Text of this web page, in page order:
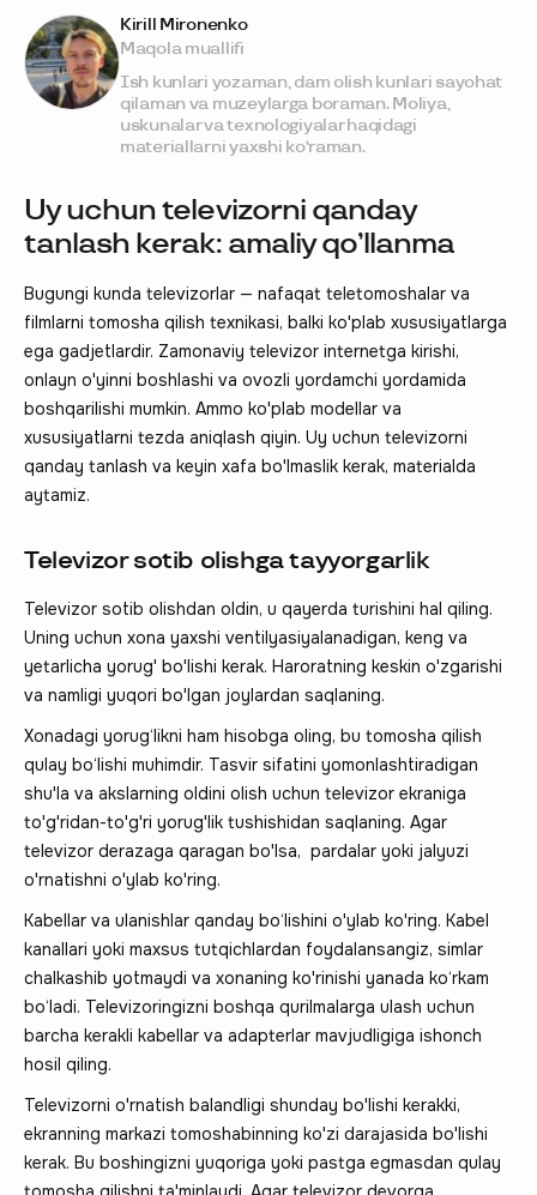
Uy uchun televizorni qanday
tanlash kerak: amaliy qo’llanma
Bugungi kunda televizorlar — nafaqat teletomoshalar va
filmlarni tomosha qilish texnikasi, balki ko'plab xususiyatlarga
ega gadjetlardir. Zamonaviy televizor internetga kirishi,
onlayn o'yinni boshlashi va ovozli yordamchi yordamida
boshqarilishi mumkin. Ammo ko'plab modellar va
xususiyatlarni tezda aniqlash qiyin. Uy uchun televizorni
qanday tanlash va keyin xafa bo'lmaslik kerak, materialda
aytamiz.
Televizor sotib olishga tayyorgarlik
Televizor sotib olishdan oldin, u qayerda turishini hal qiling.
Uning uchun xona yaxshi ventilyasiyalanadigan, keng va
yetarlicha yorug' bo'lishi kerak. Haroratning keskin o'zgarishi
va namligi yuqori bo'lgan joylardan saqlaning.
Xonadagi yorug‘likni ham hisobga oling, bu tomosha qilish
qulay bo‘lishi muhimdir. Tasvir sifatini yomonlashtiradigan
shu'la va akslarning oldini olish uchun televizor ekraniga
to'g'ridan-to'g'ri yorug'lik tushishidan saqlaning. Agar
televizor derazaga qaragan bo'lsa, pardalar yoki jalyuzi
o'rnatishni o'ylab ko'ring.
Kabellar va ulanishlar qanday bo‘lishini o'ylab ko'ring. Kabel
kanallari yoki maxsus tutqichlardan foydalansangiz, simlar
chalkashib yotmaydi va xonaning ko'rinishi yanada ko‘rkam
bo‘ladi. Televizoringizni boshqa qurilmalarga ulash uchun
barcha kerakli kabellar va adapterlar mavjudligiga ishonch
hosil qiling.
Televizorni o'rnatish balandligi shunday bo'lishi kerakki,
ekranning markazi tomoshabinning ko'zi darajasida bo'lishi
kerak. Bu boshingizni yuqoriga yoki pastga egmasdan qulay
Kirill Mironenko
Maqola muallifi
Ish kunlari yozaman, dam olish kunlari sayohat
qilaman va muzeylarga boraman. Moliya,
uskunalar va texnologiyalar haqidagi
materiallarni yaxshi ko‘raman.